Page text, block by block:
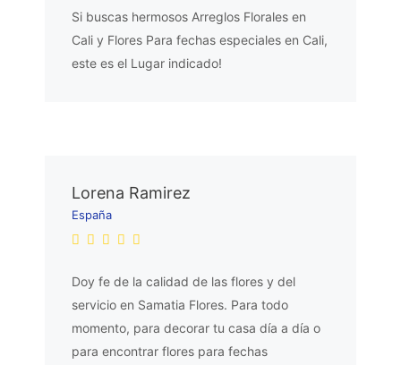
Si buscas hermosos Arreglos Florales en
Cali y Flores Para fechas especiales en Cali,
este es el Lugar indicado!
Lorena Ramirez
España
Doy fe de la calidad de las flores y del
servicio en Samatia Flores. Para todo
momento, para decorar tu casa día a día o
para encontrar flores para fechas